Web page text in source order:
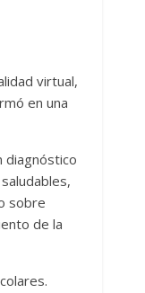
virtual,
en una
diagnóstico
sobre
de la